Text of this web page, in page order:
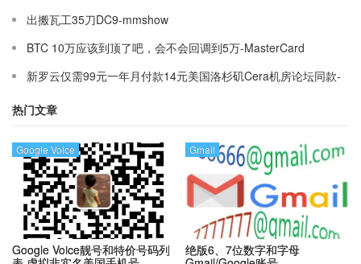
出搬瓦工35刀DC9-mmshow
BTC 10万应该到顶了吧，会不会回调到5万-MasterCard
新罗云仅需99元一年月付款14元美国洛杉矶Cera机房论坛同款-
热门文章
Google Voice靓号和特价号码列
Google Voice
绝版6、7位数字和字母
Gmail